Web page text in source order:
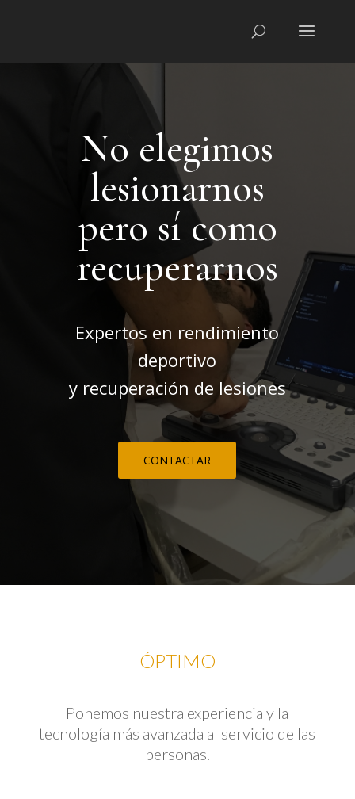
No elegimos
lesionarnos
pero sí como
recuperarnos
Expertos en rendimiento
deportivo
y recuperación de lesiones
CONTACTAR
ÓPTIMO
Ponemos nuestra experiencia y la
tecnología más avanzada al servicio de las
personas.